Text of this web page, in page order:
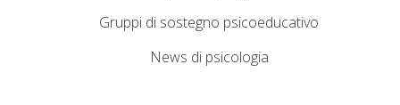
Gruppi di sostegno psicoeducativo
News di psicologia